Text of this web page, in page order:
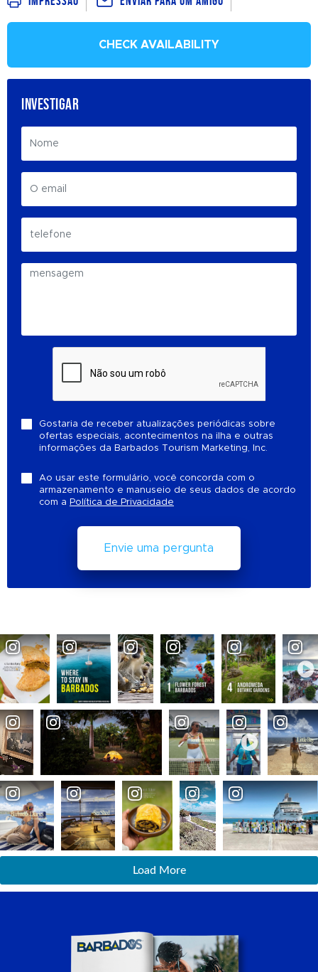
CHECK AVAILABILITY
INVESTIGAR
Gostaria de receber atualizações periódicas sobre
ofertas especiais, acontecimentos na ilha e outras
informações da Barbados Tourism Marketing, Inc.
Ao usar este formulário, você concorda com o
armazenamento e manuseio de seus dados de acordo
com a Política de Privacidade
Load More